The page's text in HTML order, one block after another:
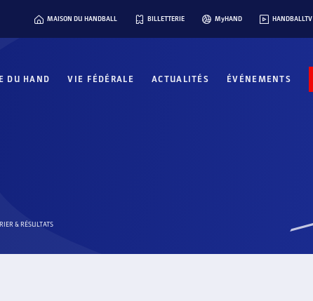
MAISON DU HANDBALL BILLETTERIE MyHAND HANDBALLTV
DU HAND VIE FÉDÉRALE ACTUALITÉS ÉVÉNEMENTS
& RÉSULTATS